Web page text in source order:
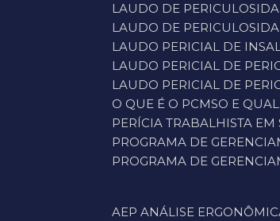
LAUDO DE
LAUDO DE
LAUDO PERICIAL DE
LAUDO PERICIAL DE
LAUDO PERICIAL DE
O QUE É O PCMSO E
PERÍCIA TRABALHISTA
PROGRAMA DE
PROGRAMA DE
AEP ANÁLISE